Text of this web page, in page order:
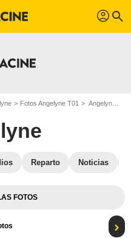
profil search
Fotos Angelyne T01 Angelyne - Temporada 1 : Foto Hamish Linklater, Emmy Rossum
Reparto Noticias
FOTOS